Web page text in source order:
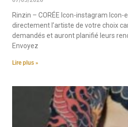
Rinzin – CORÉE Icon-instagram
directement l’artiste de votre choix
demandés et auront planifié leurs
Envoyez
Lire plus »